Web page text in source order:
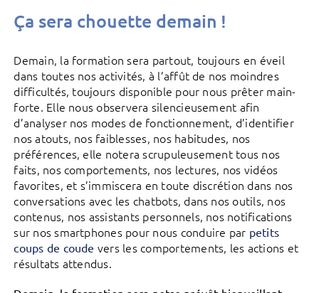
Ça sera chouette demain !
Demain, la formation sera partout, toujours en éveil
dans toutes nos activités, à l’affût de nos moindres
difficultés, toujours disponible pour nous prêter main-
forte. Elle nous observera silencieusement afin
d’analyser nos modes de fonctionnement, d’identifier
nos atouts, nos faiblesses, nos habitudes, nos
préférences, elle notera scrupuleusement tous nos
faits, nos comportements, nos lectures, nos vidéos
favorites, et s’immiscera en toute discrétion dans nos
conversations avec les chatbots, dans nos outils, nos
contenus, nos assistants personnels, nos notifications
sur nos smartphones pour nous conduire par petits
coups de coude vers les comportements, les actions et
résultats attendus.